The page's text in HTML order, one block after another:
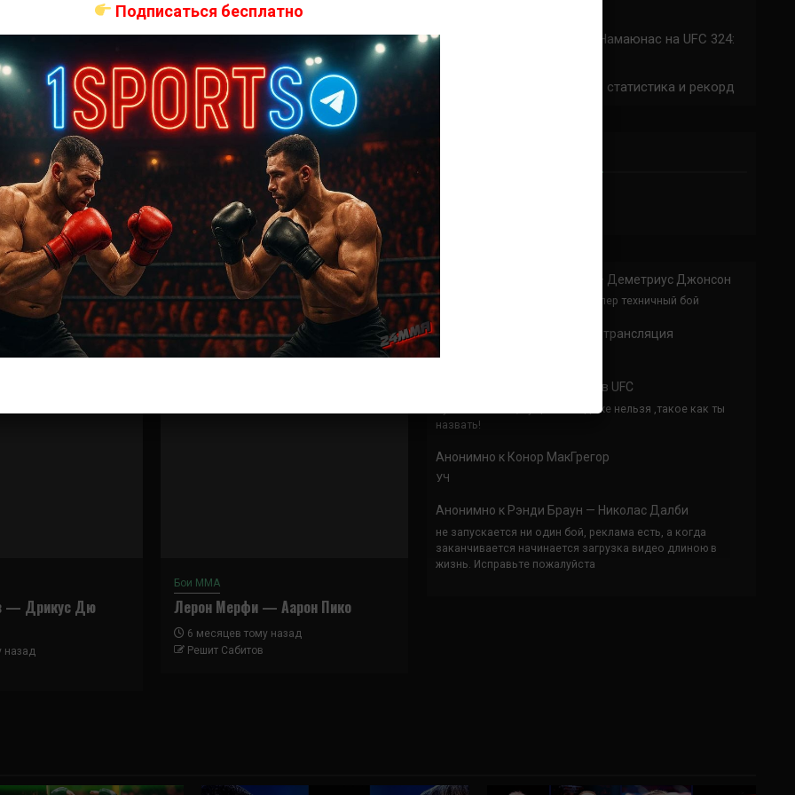
самые лучшие и актуальные события и мира
Далее
Мишель Уотерсон – Фелис Херриг
— Дрикус Дю
назад
Бои ММА
Лерон Мерфи — Аарон Пико
6 месяцев тому назад
Решит Сабитов
Прогноз на бой Сильва — Намаюнас на UFC 324:
Арнольд Аллен на UFC 324: статистика и рекорд
Доминик Круз — Деметриус Джонсон
Спасибо что выложили этот супер техничный бой
Анонимно UFC 324 прямая трансляция
А как смотреть с ноутбука?
Расписание боев UFC
Кусок говна ты, существом даже нельзя ,такое как ты
назвать!
Анонимно к Конор МакГрегор
УЧ
Анонимно к Рэнди Браун — Николас Далби
не запускается ни один бой, реклама есть, а когда
заканчивается начинается загрузка видео длиною в
жизнь. Исправьте пожалуйста
Подписаться бесплатно